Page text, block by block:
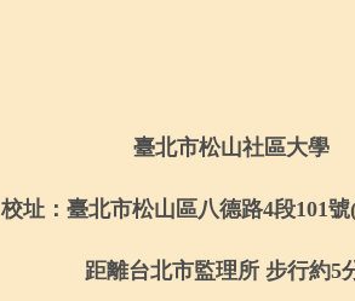
臺北市松山社區大學
校址：臺北市松山區八德路4段101號
距離台北市監理所 步行約5